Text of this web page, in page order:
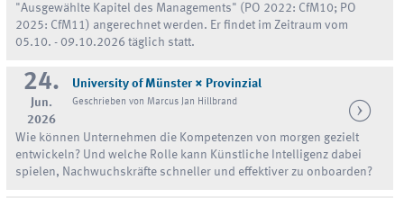
"Ausgewählte Kapitel des Managements" (PO 2022: CfM10; PO
2025: CfM11) angerechnet werden. Er findet im Zeitraum vom
05.10. - 09.10.2026 täglich statt.
24.
Jun.
2026
University of Münster × Provinzial
Geschrieben von Marcus Jan Hillbrand
Wie können Unternehmen die Kompetenzen von morgen gezielt
entwickeln? Und welche Rolle kann Künstliche Intelligenz dabei
spielen, Nachwuchskräfte schneller und effektiver zu onboarden?